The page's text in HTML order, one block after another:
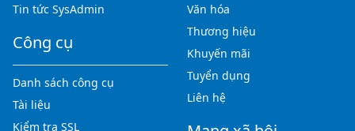
Tin tức SysAdmin
Công cụ
Danh sách công cụ
Tài liệu
Kiểm tra SSL
Văn hóa
Thương hiệu
Khuyến mãi
Tuyển dụng
Liên hệ